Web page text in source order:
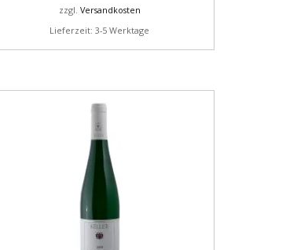
zzgl. Versandkosten
Lieferzeit: 3-5 Werktage